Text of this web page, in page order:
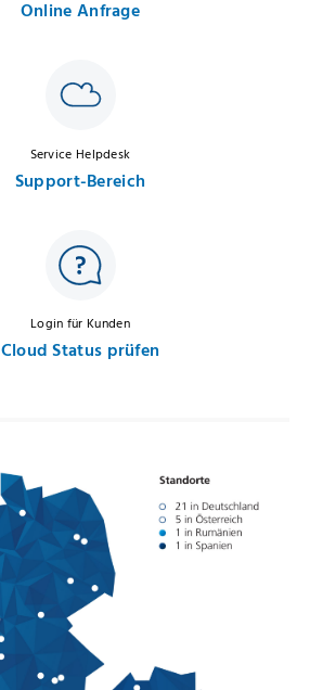
Online Anfrage
Service Helpdesk
Support-Bereich
Login für Kunden
Cloud Status prüfen